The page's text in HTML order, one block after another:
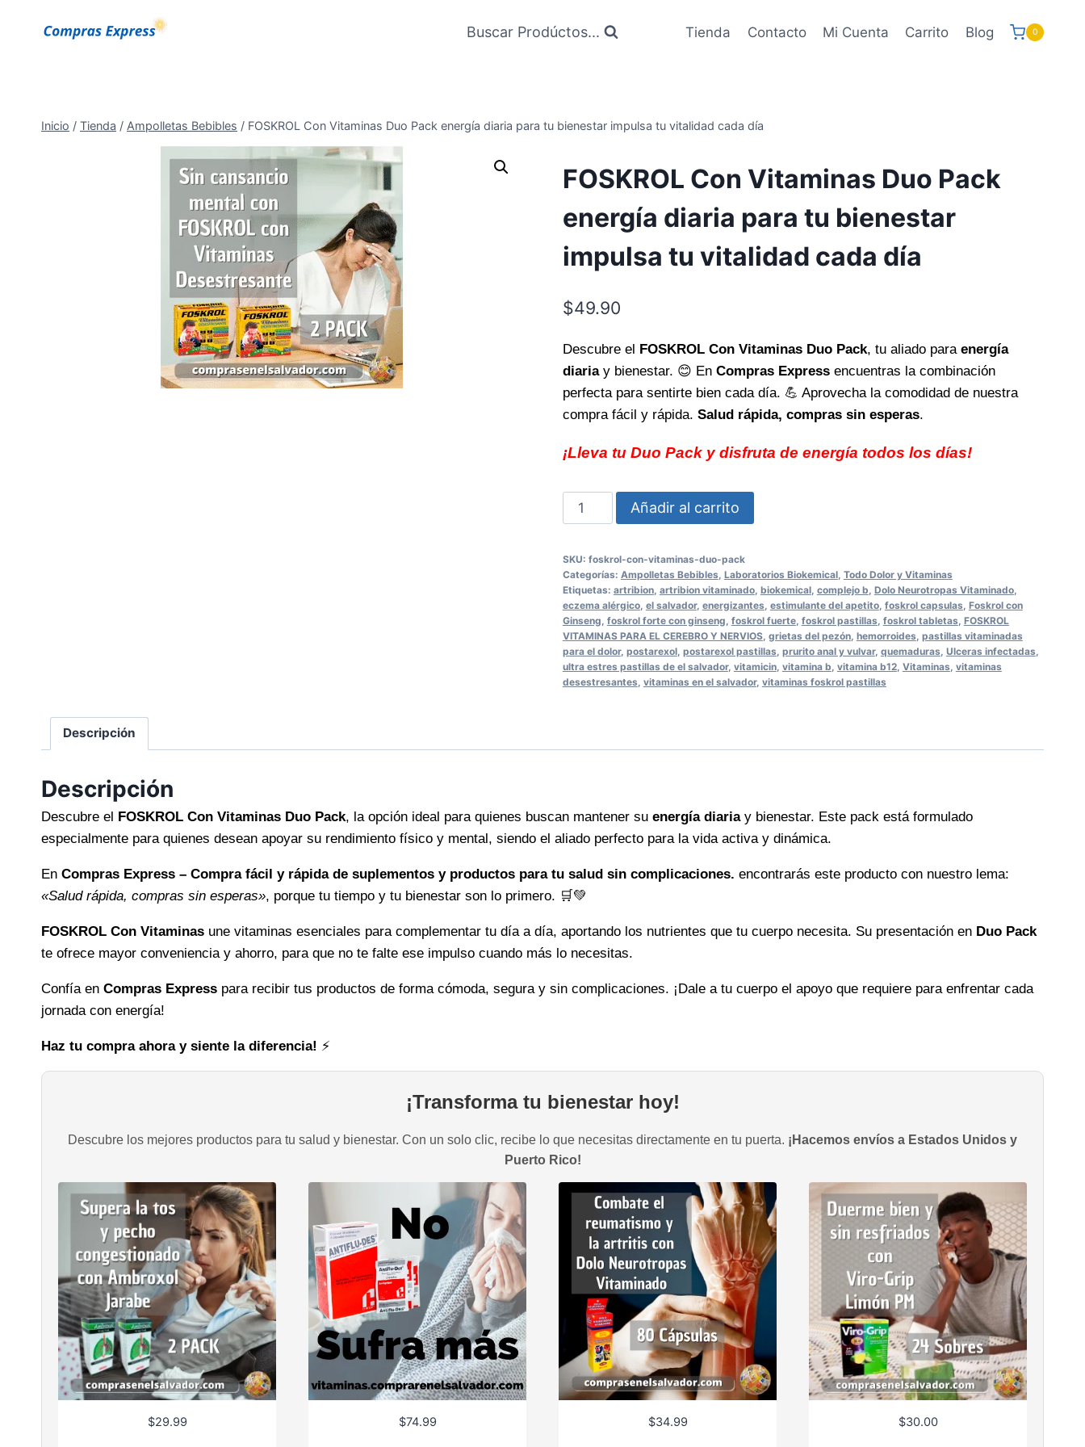
Buscar Prodúctos... Tienda Contacto Mi Cuenta Carrito Blog 0
Inicio / Tienda / Ampolletas Bebibles / FOSKROL Con Vitaminas Duo Pack energía diaria para tu bienestar impulsa tu vitalidad cada día
FOSKROL Con Vitaminas Duo Pack
energía diaria para tu bienestar
impulsa tu vitalidad cada día
$49.90
Descubre el FOSKROL Con Vitaminas Duo Pack, tu aliado para energía
diariay bienestar. 😊 En Compras Expressencuentras la combinación
perfecta para sentirte bien cada día. 💪 Aprovecha la comodidad de nuestra
compra fácil y rápida. Salud rápida, compras sin esperas.
¡Lleva tu Duo Pack y disfruta de energía todos los días!
FOSKROL
Con
Duo
Pack
energía
diaria
para
tu
Añadir al carrito
SKU: foskrol-con-vitaminas-duo-pack
Categorías: Ampolletas Bebibles Laboratorios Biokemical, Todo Dolor y Vitaminas
Etiquetas: artribion, artribion vitaminado, biokemical, complejo b Dolo Neurotropas Vitaminado,
eczema alérgico, el salvador, energizantes estimulante del apetito, foskrol capsulas Foskrol con
Ginseng foskrol forte con ginseng foskrol fuerte, foskrol pastillas foskrol tabletas FOSKROL
VITAMINAS PARA EL CEREBRO Y NERVIOS, grietas del pezón, hemorroides pastillas vitaminadas
para el dolor, postarexol, postarexol pastillas prurito anal y vulvar, quemaduras Ulceras infectadas
ultra estres pastillas de el salvador, vitamicin, vitamina b vitamina b12, Vitaminas vitaminas
desestresantes vitaminas en el salvador, vitaminas foskrol pastillas
Descripción
Descripción
Descubre el FOSKROL Con Vitaminas Duo Pack, la opción ideal para quienes buscan mantener su energía diariay bienestar. Este pack está formulado
especialmente para quienes desean apoyar su rendimiento físico y mental, siendo el aliado perfecto para la vida activa y dinámica.
En Compras Express – Compra fácil y rápida de suplementos y productos para tu salud sin complicaciones. encontrarás este producto con nuestro lema:
«Salud rápida, compras sin esperas», porque tu tiempo y tu bienestar son lo primero. 🛒💚
FOSKROL Con Vitaminas une vitaminas esenciales para complementar tu día a día, aportando los nutrientes que tu cuerpo necesita. Su presentación en Duo Pack
te ofrece mayor conveniencia y ahorro, para que no te falte ese impulso cuando más lo necesitas.
Confía en Compras Express para recibir tus productos de forma cómoda, segura y sin complicaciones. ¡Dale a tu cuerpo el apoyo que requiere para enfrentar cada
jornada con energía!
Haz tu compra ahora y siente la diferencia! ⚡️
¡Transforma tu bienestar hoy!
Descubre los mejores productos para tu salud y bienestar. Con un solo clic, recibe lo que necesitas directamente en tu puerta. ¡Hacemos envíos a Estados Unidos y
Puerto Rico!
$29.99 $74.99 $34.99 $30.00